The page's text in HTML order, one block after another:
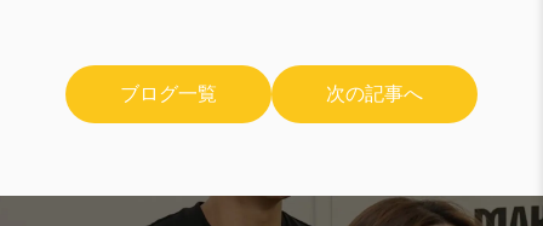
ブログ一覧 次の記事へ